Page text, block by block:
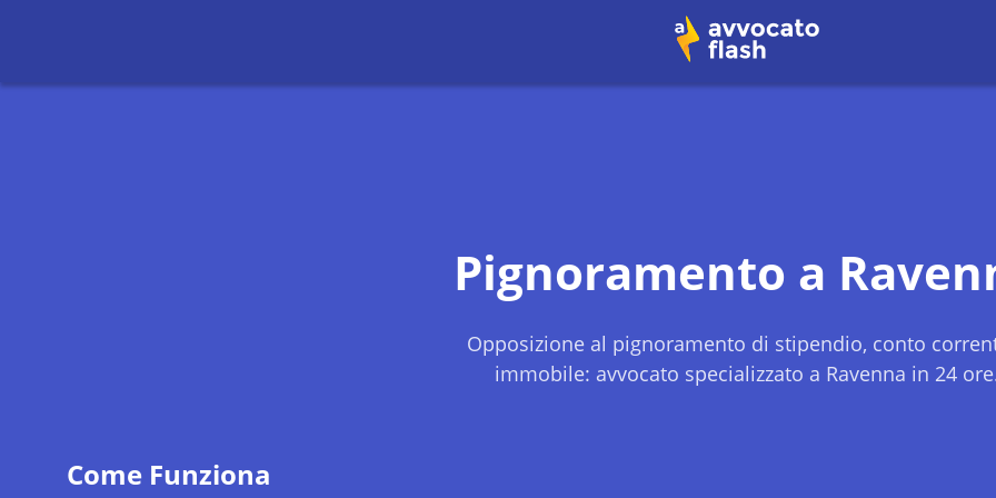
Pignoramento a
Opposizione al pignoramento di stipendio, conto
immobile: avvocato specializzato a Ravenna in 24
Come Funziona